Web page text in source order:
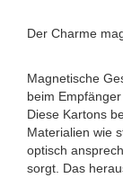
Der Charme
Magnetische
beim
Diese Kartons
Materialien wie
optisch
sorgt. Das